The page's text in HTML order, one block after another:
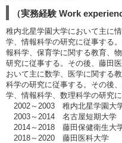
（実務経験 Work
稚内北星学園大学において主に
学、情報科学の研究に従事する
報科学、保育学に関する教育、
研究に従事する。その後、藤田
おいて主に数学、医学に関する
科学の研究に従事する。その後
学、情報科学、数理科学の研究に
2002～2003 稚内北星学園大
2003～2014 名古屋短期大学
2014～2018 藤田保健衛生大
2018～2020 藤田医科大学